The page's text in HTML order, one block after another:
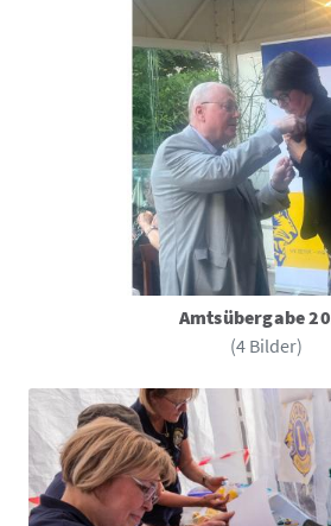
Amtsübergabe
(4 Bilder)